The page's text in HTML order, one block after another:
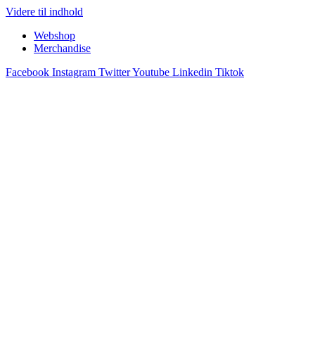
Videre til indhold
Webshop
Merchandise
Facebook Instagram TwitterYoutube Linkedin Tiktok